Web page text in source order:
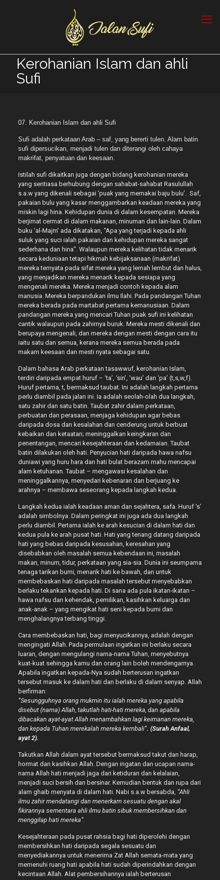
Kerohanian Islam dan ahli
Sufi
07. Kerohanian Islam dan ahli Sufi
Sufi adalah perkataan Arab – saf, yang bererti tulen. Alam batin
sufi dipersucikan, menjadi tulen dan diterangi oleh cahaya
makrifat, penyatuan dan keesaan.
Istilah sufi dikaitkan juga dengan bidang kerohanian mereka
yang sentiasa berhubung dengan sahabat-sahabat Rasulullah
s.a.w yang dikenali sebagai ‘puak yang memakai baju bulu’. Saf,
pakaian bulu yang kasar menggambarkan keadaan mereka yang
miskin lagi hina. Kehidupan dunia di dalam kesempatan. Mereka
berjimat cermat di dalam makanan, minuman dan lain-lain. Dalam
buku ‘al-Majm’ ada dikatakan, “Apa yang terjadi kepada ahli
suluk yang suci ialah pakaian dan kehidupan mereka sangat
sederhana dan hina”. Walaupun mereka kelihatan tidak menarik
secara keduniaan tetapi hikmah kebijaksanaan (makrifat)
mereka ternyata pada sifat mereka yang lemah lembut dan halus,
yang menjadikan mereka menarik kepada sesiapa yang
mengenali mereka. Mereka menjadi contoh kepada alam
manusia. Mereka berpandukan ilmu Ilahi. Pada pandangan Tuhan
mereka berada pada martabat pertama kemanusiaan. Dalam
pandangan mereka yang mencari Tuhan puak sufi ini kelihatan
cantik walaupun pada zahirnya buruk. Mereka mesti dikenali dan
berupaya mengenali, dan mereka dengan mesti dengan cara itu
iaitu satu dan semua, kerana mereka semua berada pada
makam keesaan dan mesti nyata sebagai satu.
Dalam bahasa Arab perkataan tasawwuf, kerohanian Islam,
terdiri daripada empat huruf – ‘ta’, ‘sin’, ‘wau’ dan ‘pa’ (t,s,w,f).
Huruf pertama, t, bermaksud taubat. Ini adalah langkah pertama
perlu diambil pada jalan ini. Ia adalah seolah-olah dua langkah,
satu zahir dan satu batin. Taubat zahir dalam perkataan,
perbuatan dan perasaan, menjaga kehidupan agar bebas
daripada dosa dan kesalahan dan cenderung untuk berbuat
kebaikan dan ketaatan; meninggalkan keingkaran dan
penentangan, mencari kesejahteraan dan kedamaian. Taubat
batin dilakukan oleh hati. Penyucian hati daripada hawa nafsu
duniawi yang huru hara dan hati bulat berazam mahu mencapai
alam ketuhanan. Taubat – mengawasi kesalahan dan
meninggalkannya, menyedari kebenaran dan berjuang ke
arahnya – membawa seseorang kepada langkah kedua.
Langkah kedua ialah keadaan aman dan sejahtera, safa. Huruf ‘s’
adalah simbolnya. Dalam peringkat ini juga ada dua langkah
perlu diambil. Pertama ialah ke arah kesucian di dalam hati dan
kedua pula ke arah pusat hati. Hati yang tenang datang daripada
hati yang bebas daripada kesusahan, keresahan yang
disebabkan oleh masalah semua kebendaan ini, masalah
makan, minum, tidur, perkataan yang sia-sia. Dunia ini seumpama
tenaga tarikan bumi, menarik hati ke bawah, dan untuk
membebaskan hati daripada masalah tersebut menyebabkan
berlaku tekankan kepada hati. Di sana ada pula ikatan-ikatan –
hawa nafsu dan kehendak, pemilikan, kasihkan keluarga dan
anak-anak – yang mengikat hati seni kepada bumi dan
menghalangnya terbang tinggi.
Cara membebaskan hati, bagi menyucikannya, adalah dengan
mengingati Allah. Pada permulaan ingatkan ini berlaku secara
luaran, dengan mengulangi nama-nama Tuhan, menyebutnya
kuat-kuat sehingga kamu dan orang lain boleh mendengarnya.
Apabila ingatkan kepada-Nya sudah berterusan ingatkan
tersebut masuk ke dalam hati dan berlaku di dalam senyap. Allah
berfirman:
“Sesungguhnya orang mukmin itu ialah mereka yang apabila
disebut (nama) Allah, takutlah hati-hati mereka, dan apabila
dibacakan ayat-ayat Allah menambahkan lagi keimanan mereka,
dan kepada Tuhan merekalah mereka kembali”. (Surah Anfaal,
ayat 2).
Takutkan Allah dalam ayat tersebut bermaksud takut dan harap,
hormat dan kasihkan Allah. Dengan ingatan dan ucapan nama-
nama Allah hati menjadi jaga dari ketiduran dan kelalaian,
menjadi suci bersih dan bersinar. Kemudian bentuk dan rupa dari
alam ghaib menyata di dalam hati. Nabi s.a.w bersabda, “Ahli
ilmu zahir mendatangi dan menerkam sesuatu dengan akal
fikirannya sementara ahli ilmu batin sibuk membersihkan dan
menggilap hati mereka”.
Kesejahteraan pada pusat rahsia bagi hati diperolehi dengan
membersihkan hati daripada segala sesuatu dan
menyediakannya untuk menerima Zat Allah semata-mata yang
memenuhi ruang hati apabila hati sudah diperindahkan dengan
kecintaan Allah. Alat pembersihannya ialah berterusan